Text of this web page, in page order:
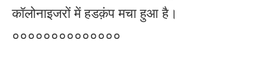
कॉलोनाइजरों में हडक़ंप मचा हुआ है।
००००००००००००००